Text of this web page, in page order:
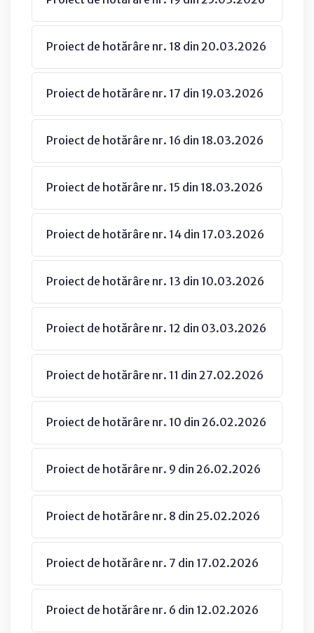
Proiect de hotărâre nr. 18 din 20.03.2026
Proiect de hotărâre nr. 17 din 19.03.2026
Proiect de hotărâre nr. 16 din 18.03.2026
Proiect de hotărâre nr. 15 din 18.03.2026
Proiect de hotărâre nr. 14 din 17.03.2026
Proiect de hotărâre nr. 13 din 10.03.2026
Proiect de hotărâre nr. 12 din 03.03.2026
Proiect de hotărâre nr. 11 din 27.02.2026
Proiect de hotărâre nr. 10 din 26.02.2026
Proiect de hotărâre nr. 9 din 26.02.2026
Proiect de hotărâre nr. 8 din 25.02.2026
Proiect de hotărâre nr. 7 din 17.02.2026
Proiect de hotărâre nr. 6 din 12.02.2026